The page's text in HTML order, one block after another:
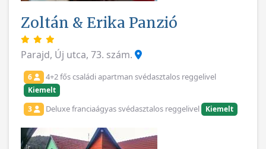
Zoltán & Erika Panzió
Parajd, Új utca, 73. szám.
6 4+2 fős családi apartman svédasztalos reggelivel
Kiemelt
3
Deluxe franciaágyas svédasztalos reggelivel Kiemelt